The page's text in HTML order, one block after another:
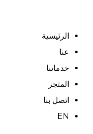
content
الرئيسية
عنا
خدماتنا
المتجر
اتصل بنا
EN